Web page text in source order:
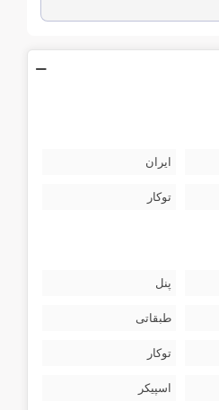
ایران
توکار
پنل
طبقاتی
توکار
اسپیکر